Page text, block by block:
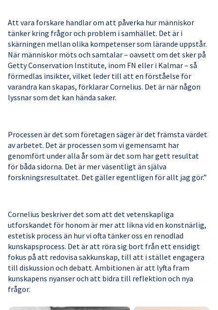
Att vara forskare handlar om att påverka hur människor
tänker kring frågor och problem i samhället. Det är i
skärningen mellan olika kompetenser som lärande uppstår.
När människor möts och samtalar – oavsett om det sker på
Getty Conservation Institute, inom FN eller i Kalmar – så
förmedlas insikter, vilket leder till att en förståelse för
varandra kan skapas, förklarar Cornelius. Det är när någon
lyssnar som det kan hända saker.
Processen är det som företagen säger är det främsta värdet
av arbetet. Det är processen som vi gemensamt har
genomfört under alla år som är det som har gett resultat
för båda sidorna. Det är mer väsentligt än själva
forskningsresultatet. Det gäller egentligen för allt jag gör.”
Cornelius beskriver det som att det vetenskapliga
utforskandet för honom är mer att likna vid en konstnärlig,
estetisk process än hur vi ofta tänker oss en renodlad
kunskapsprocess. Det är att röra sig bort från ett ensidigt
fokus på att redovisa sakkunskap, till att i stället engagera
till diskussion och debatt. Ambitionen är att lyfta fram
kunskapens nyanser och att bidra till reflektion och nya
frågor.